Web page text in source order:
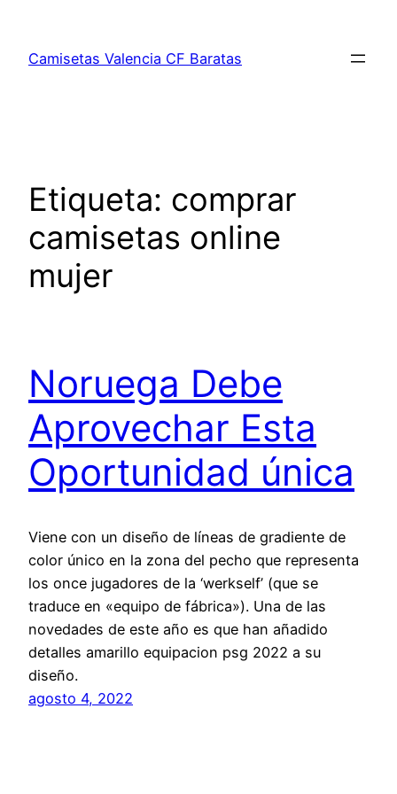
contenido
Camisetas Valencia CF Baratas
Etiqueta: comprar
camisetas online
mujer
Noruega Debe
Aprovechar Esta
Oportunidad única
Viene con un diseño de líneas de gradiente de
color único en la zona del pecho que representa
los once jugadores de la ‘werkself’ (que se
traduce en «equipo de fábrica»). Una de las
novedades de este año es que han añadido
detalles amarillo equipacion psg 2022 a su
diseño.
agosto 4, 2022